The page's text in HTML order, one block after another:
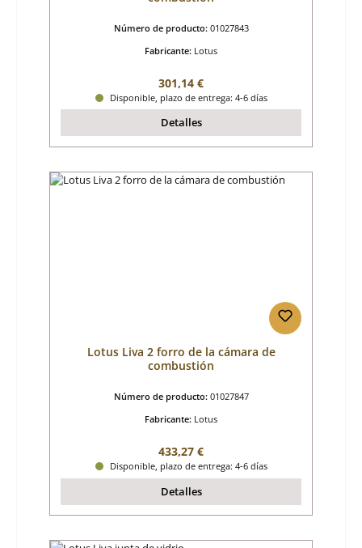
Número de producto: 01027843
Fabricante: Lotus
Precio normal:
301,14 €
Disponible, plazo de entrega: 4-6 días
Detalles
Lotus Liva 2 forro de la cámara de
combustión
Número de producto: 01027847
Fabricante: Lotus
Precio normal:
433,27 €
Disponible, plazo de entrega: 4-6 días
Detalles